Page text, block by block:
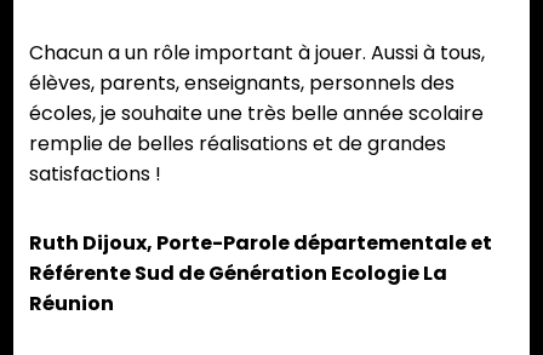
Chacun a un rôle important à jouer. Aussi à tous,
élèves, parents, enseignants, personnels des
écoles, je souhaite une très belle année scolaire
remplie de belles réalisations et de grandes
satisfactions !
Ruth Dijoux, Porte-Parole départementale et
Référente Sud de Génération Ecologie La
Réunion